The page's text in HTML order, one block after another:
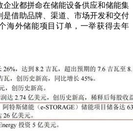
企业都拼命在储能设备供应和储能集
是借助品牌、渠道、市场开发和交付
海外储能项目订单，一举获得去年